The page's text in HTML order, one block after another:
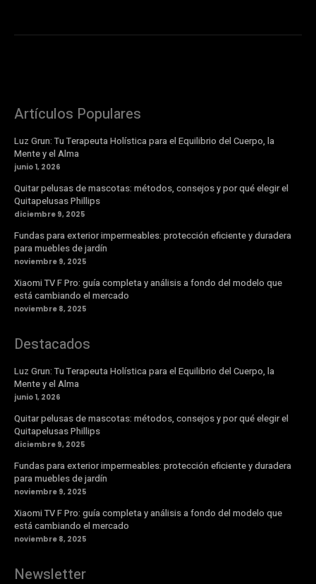
Artículos Populares
Luz Grun: Tu Terapeuta Holística para el Equilibrio del Cuerpo, la
Mente y el Alma
junio 1, 2026
Quitar pelusas de mascotas: métodos, consejos y por qué elegir el
Quitapelusas Phillips
diciembre 9, 2025
Fundas para exterior impermeables: protección eficiente y duradera
para muebles de jardín
noviembre 9, 2025
Xiaomi TV F Pro: guía completa y análisis a fondo del modelo que
está cambiando el mercado
noviembre 8, 2025
Destacados
Luz Grun: Tu Terapeuta Holística para el Equilibrio del Cuerpo, la
Mente y el Alma
junio 1, 2026
Quitar pelusas de mascotas: métodos, consejos y por qué elegir el
Quitapelusas Phillips
diciembre 9, 2025
Fundas para exterior impermeables: protección eficiente y duradera
para muebles de jardín
noviembre 9, 2025
Xiaomi TV F Pro: guía completa y análisis a fondo del modelo que
está cambiando el mercado
noviembre 8, 2025
Newsletter